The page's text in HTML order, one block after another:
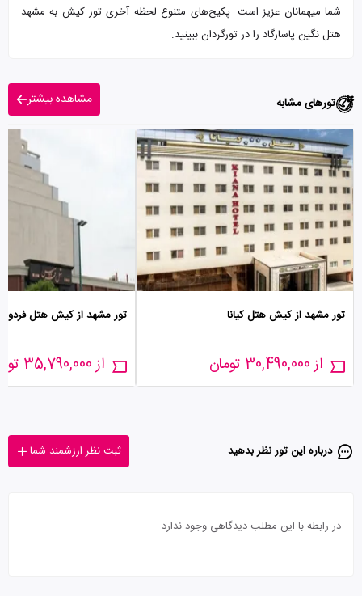
شما میهمانان عزیز است. پکیج‌های متنوع لحظه آخری تور کیش به مشهد
هتل نگین پاسارگاد را در تورگردان ببینید.
تورهای مشابه مشاهده بیشتر
تور مشهد از کیش هتل کیانا
از 30,490,000 تومان
تور مشهد از کیش هتل
از 35,790,000 تومان
درباره این تور‌ نظر بدهید ثبت نظر ارزشمند شما
در رابطه با این مطلب دیدگاهی وجود ندارد